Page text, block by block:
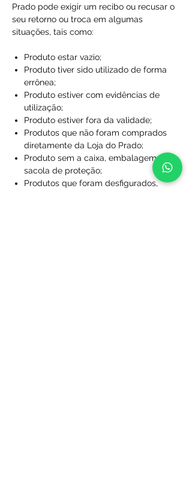
Prado pode exigir um recibo ou recusar o
seu retorno ou troca em algumas
situações, tais como:
Produto estar vazio;
Produto tiver sido utilizado de forma
errônea;
Produto estiver com evidências de
utilização;
Produto estiver fora da validade;
Produtos que não foram comprados
diretamente da Loja do Prado;
Produto sem a caixa, embalagem ou
sacola de proteção;
Produtos que foram desfigurados,